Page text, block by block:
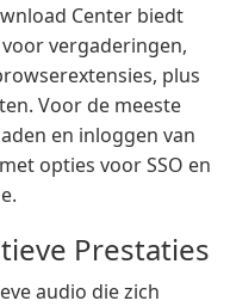
Center biedt
vergaderingen,
plus
Voor de meeste
en inloggen van
opties voor SSO en
Prestaties
audio die zich